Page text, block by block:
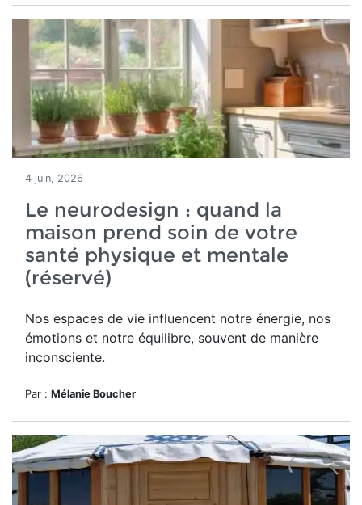
4 juin, 2026
Le neurodesign : quand la
maison prend soin de votre
santé physique et mentale
(réservé)
Nos espaces de vie influencent notre énergie, nos
émotions et notre équilibre, souvent de manière
inconsciente.
Par : Mélanie Boucher